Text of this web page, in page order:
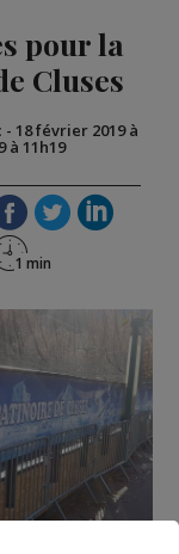
pour la
Cluses
- 18 février 2019 à
à 11h19